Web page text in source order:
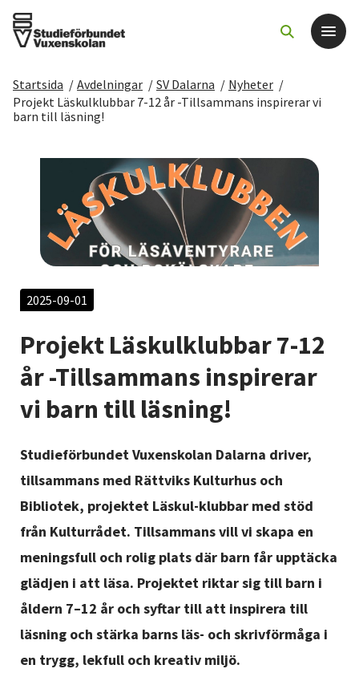
Det här gör vi
Sök kurser och evenemang
Om SV
Starta studiecirkel
Nyheter
Avdelningar
Lyssna
Startsida / Avdelningar / SV Dalarna / Nyheter /
Projekt Läskulklubbar 7-12 år -Tillsammans inspirerar vi
barn till läsning!
2025-09-01
Projekt Läskulklubbar 7-12
år -Tillsammans inspirerar
vi barn till läsning!
Studieförbundet Vuxenskolan Dalarna driver,
tillsammans med Rättviks Kulturhus och
Bibliotek, projektet Läskul-klubbar med stöd
från Kulturrådet. Tillsammans vill vi skapa en
meningsfull och rolig plats där barn får upptäcka
glädjen i att läsa. Projektet riktar sig till barn i
åldern 7–12 år och syftar till att inspirera till
läsning och stärka barns läs- och skrivförmåga i
en trygg, lekfull och kreativ miljö.